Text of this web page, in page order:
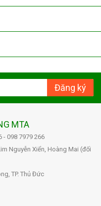
Đăng ký
MTA
- 098 7979 266
Nguyễn Xiển, Hoàng Mai (đối
TP. Thủ Đức